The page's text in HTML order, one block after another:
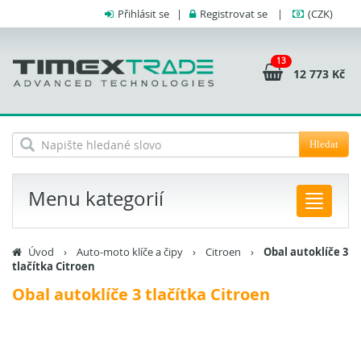
Přihlásit se | Registrovat se | (CZK)
13
12 773 Kč
Hledat
Menu kategorií
Úvod › Auto-moto klíče a čipy › Citroen › Obal autoklíče 3
tlačítka Citroen
Obal autoklíče 3 tlačítka Citroen